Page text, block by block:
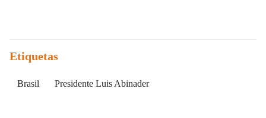
Etiquetas
Brasil Presidente Luis Abinader